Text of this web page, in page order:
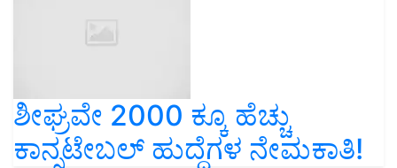
ಶೀಘ್ರವೇ 2000 ಕ್ಕೂ ಹೆಚ್ಚು
ಕಾನ್ಸಟೇಬಲ್ ಹುದ್ದೆಗಳ ನೇಮಕಾತಿ!